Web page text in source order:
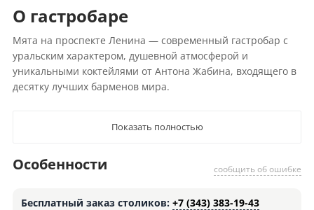
О гастробаре
Мята на проспекте Ленина — современный гастробар с
уральским характером, душевной атмосферой и
уникальными коктейлями от Антона Жабина, входящего в
десятку лучших барменов мира.
Показать полностью
сообщить об ошибке
Особенности
Бесплатный заказ столиков: +7 (343) 383-19-43